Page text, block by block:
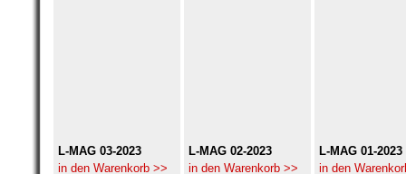
L-MAG 03-2023
in den Warenkorb >>
L-MAG 02-2023
in den Warenkorb >>
L-MAG 01-2023
in den